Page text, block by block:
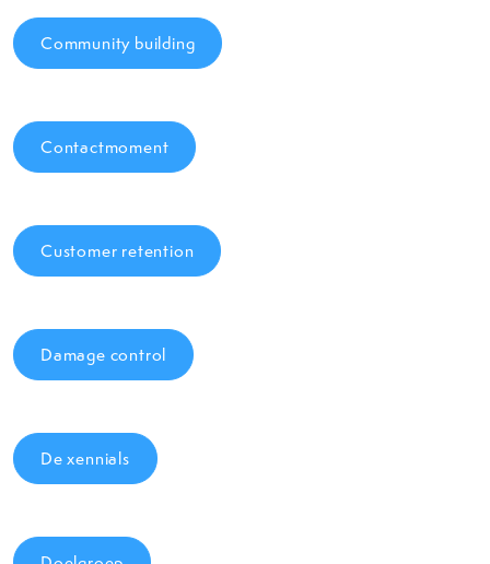
Community building
Contactmoment
Customer retention
Damage control
De xennials